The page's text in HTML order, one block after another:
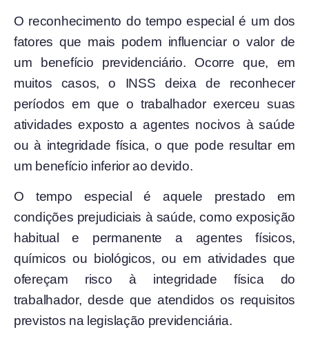
O reconhecimento do tempo especial é um dos
fatores que mais podem influenciar o valor de
um benefício previdenciário. Ocorre que, em
muitos casos, o INSS deixa de reconhecer
períodos em que o trabalhador exerceu suas
atividades exposto a agentes nocivos à saúde
ou à integridade física, o que pode resultar em
um benefício inferior ao devido.
O tempo especial é aquele prestado em
condições prejudiciais à saúde, como exposição
habitual e permanente a agentes físicos,
químicos ou biológicos, ou em atividades que
ofereçam risco à integridade física do
trabalhador, desde que atendidos os requisitos
previstos na legislação previdenciária.